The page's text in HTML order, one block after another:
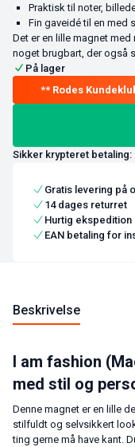
Praktisk til noter,
Fin gaveidé til en med
Det er en lille magnet
noget brugbart, der også
På lager
Sikker krypteret betaling:
Gratis levering på
14 dages returret
Hurtig ekspedition
EAN betaling for
Beskrivelse
I am fashion
med stil og
Denne magnet er en lille
stilfuldt og selvsikkert
ting gerne må have kant.